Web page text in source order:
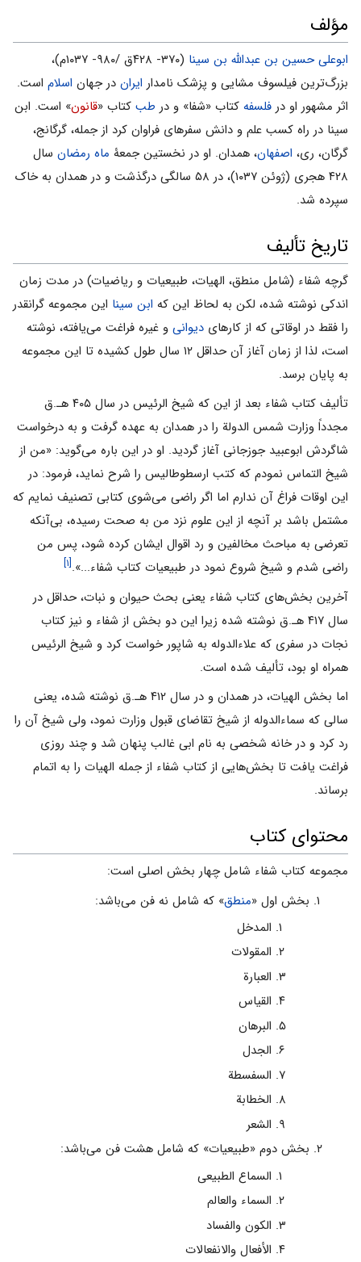
مؤلف
ابوعلی حسین بن عبدالله بن سینا
(۳۷۰- ۴۲۸ق /۹۸۰- ۱۰۳۷م)،
بزرگ‌ترین فیلسوف مشایی و پزشک نامدار ایران در جهان اسلام است.
اثر مشهور او در فلسفه کتاب «شفا» و در طب کتاب «قانون» است. ابن
سینا در راه کسب علم و دانش سفرهای فراوان کرد از جمله، گرگانج،
گرگان، ری، اصفهان، همدان. او در نخستین جمعۀ ماه رمضان سال
۴۲۸ هجری (ژوئن ۱۰۳۷)، در ۵۸ سالگى درگذشت و در همدان به خاک
سپرده شد.
تاریخ تألیف
گرچه شفاء (شامل منطق، الهیات، طبیعیات و ریاضیات) در مدت زمان
اندکى نوشته شده، لکن به لحاظ این که ابن سینا این مجموعه گرانقدر
را فقط در اوقاتى که از کارهاى دیوانى و غیره فراغت مى‌یافته، نوشته
است، لذا از زمان آغاز آن حداقل ۱۲ سال طول کشیده تا این مجموعه
به پایان برسد.
تألیف کتاب شفاء بعد از این که شیخ الرئیس در سال ۴۰۵ هـ.ق
مجدداً وزارت شمس الدولة را در همدان به عهده گرفت و به درخواست
شاگردش ابوعبید جوزجانى آغاز گردید. او در این باره مى‌گوید: «من از
شیخ التماس نمودم که کتب ارسطوطالیس را شرح نماید، فرمود: در
این اوقات فراغ آن ندارم اما اگر راضى مى‌شوى کتابى تصنیف نمایم که
مشتمل باشد بر آنچه از این علوم نزد من به صحت رسیده، بى‌آنکه
تعرضى به مباحث مخالفین و رد اقوال ایشان کرده شود، پس من
راضى شدم و شیخ شروع نمود در طبیعیات کتاب شفاء...».[۱]
آخرین بخش‌هاى کتاب شفاء یعنى بحث حیوان و نبات، حداقل در
سال ۴۱۷ هـ.ق نوشته شده زیرا این دو بخش از شفاء و نیز کتاب
نجات در سفرى که علاءالدوله به شاپور خواست کرد و شیخ الرئیس
همراه او بود، تألیف شده است.
اما بخش الهیات، در همدان و در سال ۴۱۲ هـ.ق نوشته شده، یعنى
سالى که سماءالدوله از شیخ تقاضاى قبول وزارت نمود، ولى شیخ آن را
رد کرد و در خانه شخصى به نام ابى غالب پنهان شد و چند روزى
فراغت یافت تا بخش‌هایى از کتاب شفاء از جمله الهیات را به اتمام
برساند.
محتوای کتاب
مجموعه کتاب شفاء شامل چهار بخش اصلى است:
بخش اول «منطق» که شامل نه فن مى‌باشد:
المدخل
المقولات
العبارة
القیاس
البرهان
الجدل‌
السفسطة
الخطابة
الشعر
بخش دوم «طبیعیات» که شامل هشت فن مى‌باشد:
السماع الطبیعی
السماء والعالم‌
الکون والفساد
الأفعال والانفعالات‌